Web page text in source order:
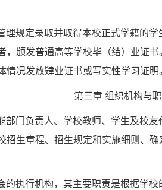
理规定录取并取得本校正式学籍的
，颁发普通高等学校毕（结）业证
况发放肄业证书或写实性学习证明
第三章 组织机构与
部门负责人、学校教师、学生及校
招生章程、招生规定和实施细则、
的执行机构，其主要职责是根据学